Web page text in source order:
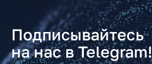
Подписывайтесь
на нас в Telegram!